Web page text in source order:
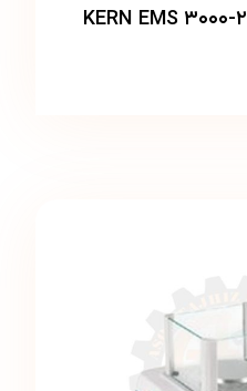
خرید و قیمت ترازوی KERN EMS ۳۰۰۰-۲